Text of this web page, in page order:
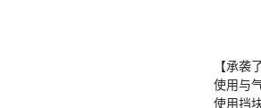
【承袭
使用与
使用挡